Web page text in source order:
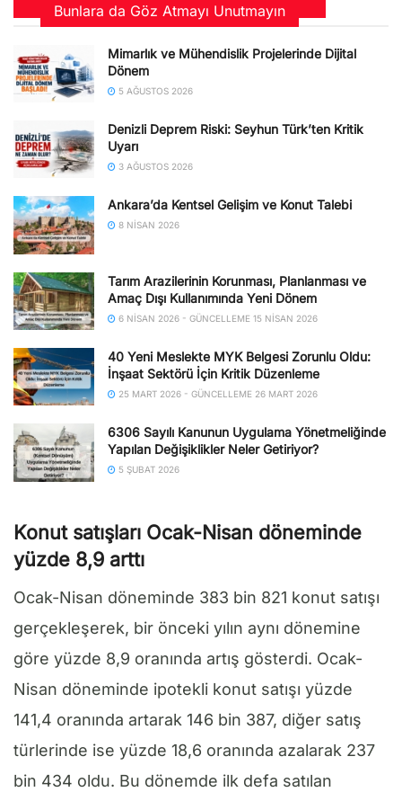
Bunlara da Göz Atmayı Unutmayın
Mimarlık ve Mühendislik Projelerinde Dijital
Dönem
5 AĞUSTOS 2026
Denizli Deprem Riski: Seyhun Türk’ten Kritik
Uyarı
3 AĞUSTOS 2026
Ankara’da Kentsel Gelişim ve Konut Talebi
8 NISAN 2026
Tarım Arazilerinin Korunması, Planlanması ve
Amaç Dışı Kullanımında Yeni Dönem
6 NISAN 2026 - GÜNCELLEME 15 NISAN 2026
40 Yeni Meslekte MYK Belgesi Zorunlu Oldu:
İnşaat Sektörü İçin Kritik Düzenleme
25 MART 2026 - GÜNCELLEME 26 MART 2026
6306 Sayılı Kanunun Uygulama Yönetmeliğinde
Yapılan Değişiklikler Neler Getiriyor?
5 ŞUBAT 2026
Konut satışları Ocak-Nisan döneminde
yüzde 8,9 arttı
Ocak-Nisan döneminde 383 bin 821 konut satışı
gerçekleşerek, bir önceki yılın aynı dönemine
göre yüzde 8,9 oranında artış gösterdi. Ocak-
Nisan döneminde ipotekli konut satışı yüzde
141,4 oranında artarak 146 bin 387, diğer satış
türlerinde ise yüzde 18,6 oranında azalarak 237
bin 434 oldu. Bu dönemde ilk defa satılan